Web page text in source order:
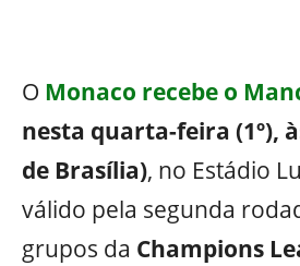
O Monaco recebe o
nesta quarta-feira (1º),
de Brasília), no Estádio
válido pela segunda
grupos da Champions